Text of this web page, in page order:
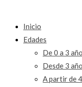
Inicio
Edades
De 0 a 3
Desde 3
A partir de